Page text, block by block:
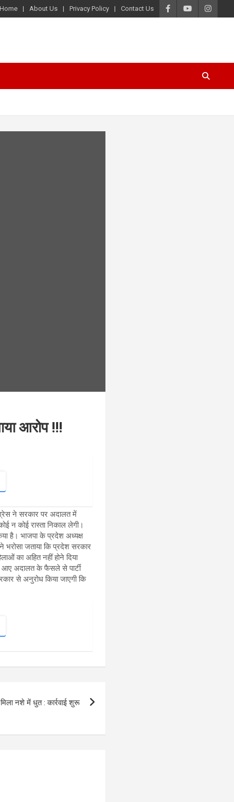
Home About Us Privacy Policy Contact Us
आरोप !!!
ने सरकार पर अदालत में
न कोई रास्ता निकाल लेगी।
है। भाजपा के प्रदेश अध्यक्ष
जताया कि प्रदेश सरकार
का अहित नहीं होने दिया
आए अदालत के फैसले से पार्टी
से अनुरोध किया जाएगी कि
नशे में धुत : कार्रवाई शुरू